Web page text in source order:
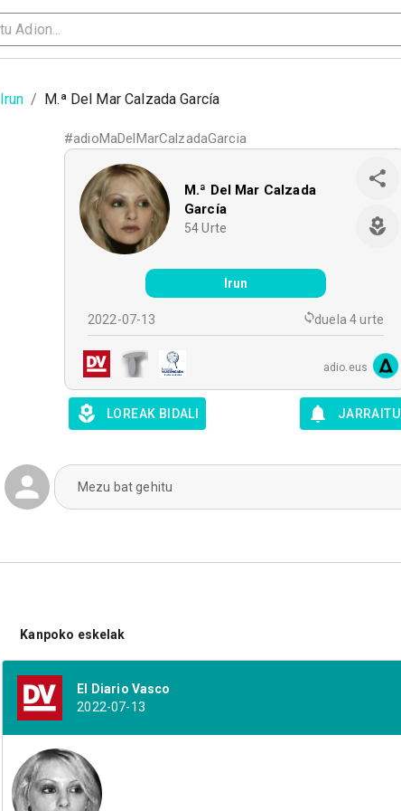
Irun / M.ª Del Mar Calzada García
#adioMaDelMarCalzadaGarcia
M.ª Del Mar Calzada
García
54 Urte
Irun
2022-07-13 duela 4 urte
adio.eus
LOREAK BIDALI JARRAITU
Mezu bat gehitu
Kanpoko eskelak
El Diario Vasco
2022-07-13